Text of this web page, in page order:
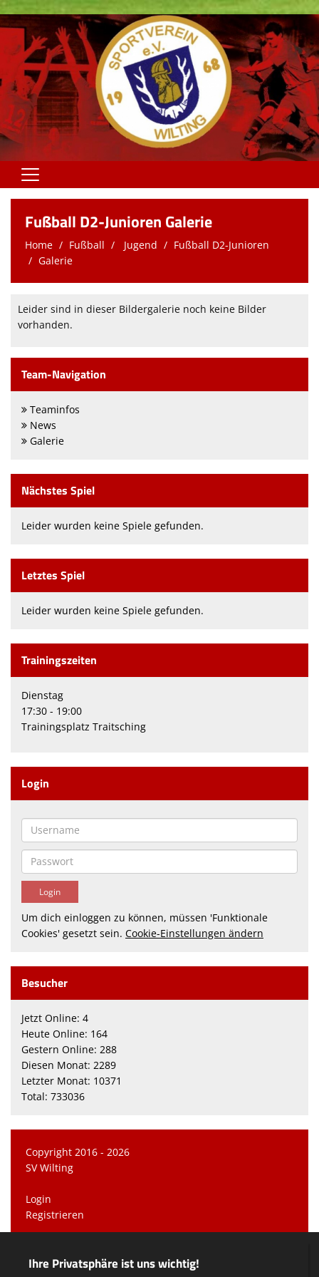
Home
Fußball
Volleyball
„Woaßt as no?!“
"zam sitzen"
Förderverein
Jugendabteilung
Jako Shop
Trainingszeiten
Kinder- Jugendschutzkonzept
Vorstandschaft
Beitrittserklärungen
Termine
Kontaktformular
Fußball D2-Junioren Galerie
Home Fußball Jugend
Fußball D2-Junioren
Galerie
Leider sind in dieser Bildergalerie noch keine Bilder
vorhanden.
Team-Navigation
Teaminfos
News
Galerie
Nächstes Spiel
Leider wurden keine Spiele gefunden.
Letztes Spiel
Leider wurden keine Spiele gefunden.
Trainingszeiten
Dienstag
17:30 - 19:00
Trainingsplatz Traitsching
Login
Um dich einloggen zu können, müssen 'Funktionale
Cookies' gesetzt sein. Cookie-Einstellungen ändern
Besucher
Jetzt Online: 4
Heute Online: 164
Gestern Online: 288
Diesen Monat: 2289
Letzter Monat: 10371
Total: 733036
Copyright 2016 - 2026
SV Wilting
Login
Registrieren